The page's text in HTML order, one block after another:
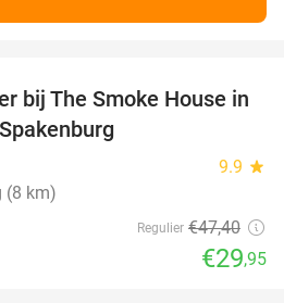
37%
bij The Smoke House in
9.9 star
(8 km)
Regulier €47,40
€29,95